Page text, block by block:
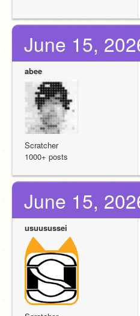
June 15,
abee
Scratcher
1000+ posts
June 15,
usuusussei